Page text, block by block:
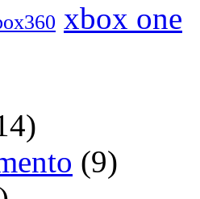
xbox one
(9)